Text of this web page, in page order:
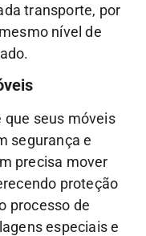
transporte, por
nível de
que seus móveis
segurança e
precisa mover
proteção
processo de
especiais e